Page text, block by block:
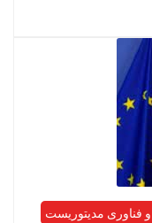
فناوری مدیتوریست